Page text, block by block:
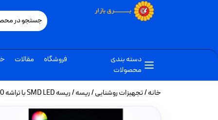
دسته بندی
محصولات
فروشگاه مقالات
خانه/تجهیزات روشنایی/ریسه/ ریسه SMD LED با تراشه 5050 تراکم 60 برند لوپ لایت